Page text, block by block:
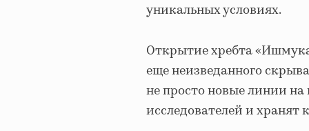
уникальных условиях.
Открытие хребта
еще неизведанного
не просто новые линии
исследователей и